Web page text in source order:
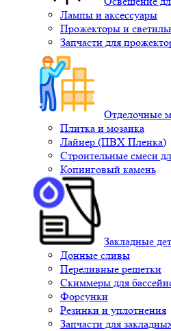
Лампы и аксессуары
Прожекторы и
Запчасти для
Отделочные
Плитка и мозаика
Лайнер (ПВХ Пленка)
Строительные смеси
Копинговый камень
Закладные
Донные сливы
Переливные решетки
Скиммеры для
Форсунки
Резинки и уплотнения
Запчасти для